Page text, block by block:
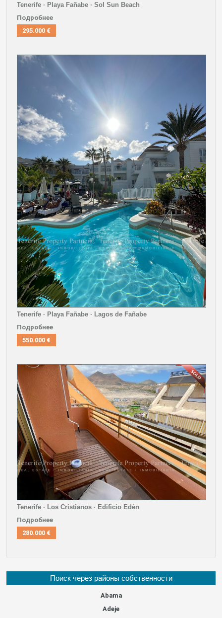
Tenerife · Playa Fañabe · Sol Sun Beach
Подробнее
295.000 €
Tenerife · Playa Fañabe · Lagos de Fañabe
Подробнее
550.000 €
Tenerife · Los Cristianos · Edificio Edén
Подробнее
280.000 €
Поиск через районы собственности
Abama
Adeje